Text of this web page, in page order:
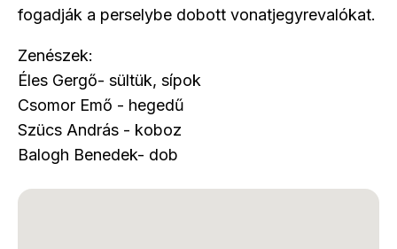
fogadják a perselybe dobott vonatjegyrevalókat.
Zenészek:
Éles Gergő- sültük, sípok
Csomor Emő - hegedű
Szücs András - koboz
Balogh Benedek- dob